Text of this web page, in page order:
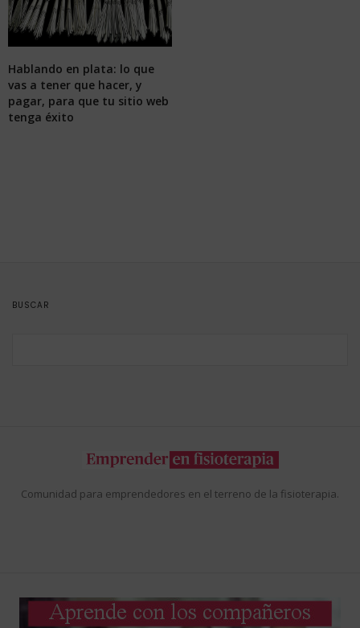
Hablando en plata: lo que
vas a tener que hacer, y
pagar, para que tu sitio web
tenga éxito
BUSCAR
Comunidad para emprendedores en el terreno de la fisioterapia.